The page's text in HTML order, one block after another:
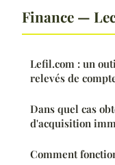
Finance —
Lefil.com : un
relevés de
Dans quel cas
d'acquisition
Comment